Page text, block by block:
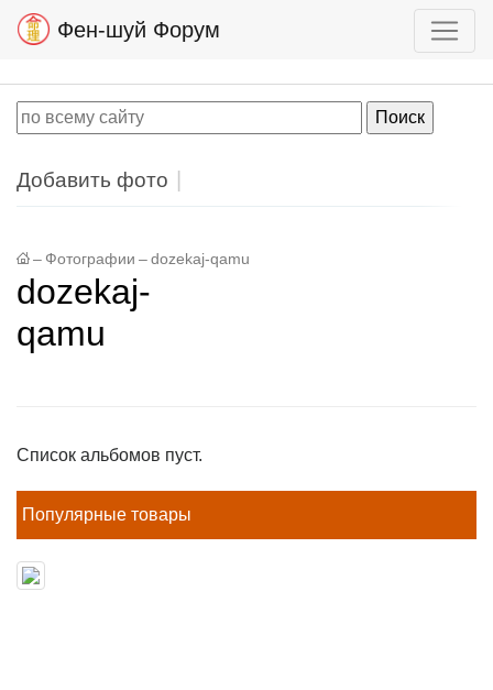
Фен-шуй Форум
Добавить фото
– Фотографии – dozekaj-qamu
dozekaj-
qamu
Список альбомов пуст.
Популярные товары